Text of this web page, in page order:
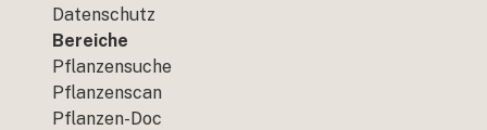
Datenschutz
Bereiche
Pflanzensuche
Pflanzenscan
Pflanzen-Doc